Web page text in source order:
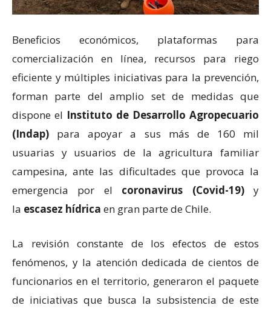
Beneficios económicos, plataformas para
comercialización en línea, recursos para riego
eficiente y múltiples iniciativas para la prevención,
forman parte del amplio set de medidas que
dispone el Instituto de Desarrollo Agropecuario
(Indap) para apoyar a sus más de 160 mil
usuarias y usuarios de la agricultura familiar
campesina, ante las dificultades que provoca la
emergencia por el coronavirus (Covid-19)y
la escasez hídrica en gran parte de Chile.
La revisión constante de los efectos de estos
fenómenos, y la atención dedicada de cientos de
funcionarios en el territorio, generaron el paquete
de iniciativas que busca la subsistencia de este